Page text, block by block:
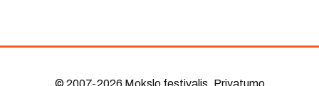
© 2007-2026 Mokslo festivalis Privatumo